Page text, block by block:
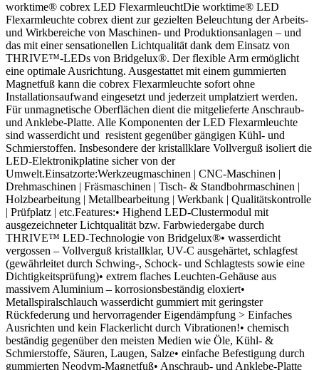
worktime® cobrex LED FlexarmleuchtDie worktime® LED
Flexarmleuchte cobrex dient zur gezielten Beleuchtung der Arbeits-
und Wirkbereiche von Maschinen- und Produktionsanlagen – und
das mit einer sensationellen Lichtqualität dank dem Einsatz von
THRIVE™-LEDs von Bridgelux®. Der flexible Arm ermöglicht
eine optimale Ausrichtung. Ausgestattet mit einem gummierten
Magnetfuß kann die cobrex Flexarmleuchte sofort ohne
Installationsaufwand eingesetzt und jederzeit umplatziert werden.
Für unmagnetische Oberflächen dient die mitgelieferte Anschraub-
und Anklebe-Platte. Alle Komponenten der LED Flexarmleuchte
sind wasserdicht und resistent gegenüber gängigen Kühl- und
Schmierstoffen. Insbesondere der kristallklare Vollverguß isoliert die
LED-Elektronikplatine sicher von der
Umwelt.Einsatzorte:Werkzeugmaschinen | CNC-Maschinen |
Drehmaschinen | Fräsmaschinen | Tisch- & Standbohrmaschinen |
Holzbearbeitung | Metallbearbeitung | Werkbank | Qualitätskontrolle
| Prüfplatz | etc.Features:• Highend LED-Clustermodul mit
ausgezeichneter Lichtqualität bzw. Farbwiedergabe durch
THRIVE™ LED-Technologie von Bridgelux®• wasserdicht
vergossen – Vollverguß kristallklar, UV-C ausgehärtet, schlagfest
(gewährleitet durch Schwing-, Schock- und Schlagtests sowie eine
Dichtigkeitsprüfung)• extrem flaches Leuchten-Gehäuse aus
massivem Aluminium – korrosionsbeständig eloxiert•
Metallspiralschlauch wasserdicht gummiert mit geringster
Rückfederung und hervorragender Eigendämpfung > Einfaches
Ausrichten und kein Flackerlicht durch Vibrationen!• chemisch
beständig gegenüber den meisten Medien wie Öle, Kühl- &
Schmierstoffe, Säuren, Laugen, Salze• einfache Befestigung durch
gummierten Neodym-Magnetfuß• Anschraub- und Anklebe-Platte